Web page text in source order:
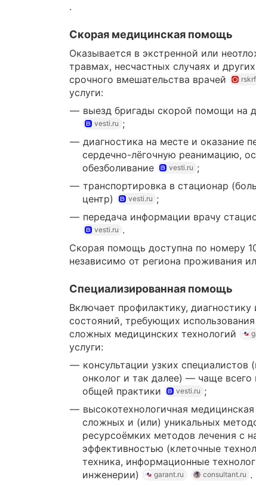
.
Скорая медицинская помощь
Оказывается в экстренной или
травмах, несчастных случаях и
срочного вмешательства врачей
услуги:
выезд бригады скорой помощи на
vesti.ru ;
диагностика на месте и оказание
сердечно-лёгочную реанимацию,
обезболивание
vesti.ru ;
транспортировка в стационар
центр)
vesti.ru ;
передача информации врачу
vesti.ru .
Скорая помощь доступна по номеру
независимо от региона проживания
Специализированная помощь
Включает профилактику, диагностику
состояний, требующих
сложных медицинских технологий
услуги:
консультации узких специалистов
онколог и так далее) — чаще всего
общей практики
vesti.ru ;
высокотехнологичная
сложных и (или) уникальных
ресурсоёмких методов лечения с
эффективностью (клеточные
техника, информационные
инженерии)
garant.ru consultant.ru .